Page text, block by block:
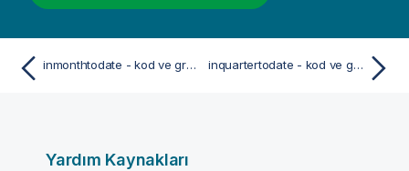
inmonthtodate - kod ve grafik fonksiyonu inquartertodate - kod ve grafik fonksiyonu
Yardım Kaynakları